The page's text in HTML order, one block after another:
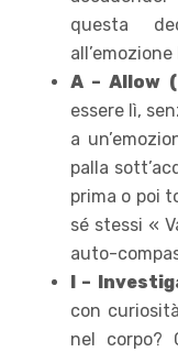
questa
A – Allow
essere lì,
a
palla
prima o poi
sé stessi «
auto-
I –
con
nel corpo?